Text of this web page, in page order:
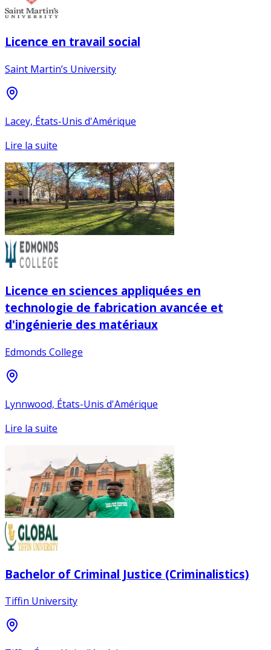
Licence en travail social
Saint Martin’s University
Lacey, États-Unis d'Amérique
Lire la suite
Licence en sciences appliquées en
technologie de fabrication avancée et
d'ingénierie des matériaux
Edmonds College
Lynnwood, États-Unis d'Amérique
Lire la suite
Bachelor of Criminal Justice (Criminalistics)
Tiffin University